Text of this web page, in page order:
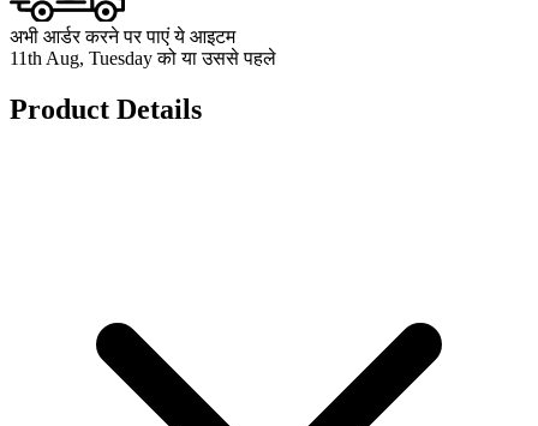
अभी आर्डर करने पर पाएं ये आइटम
11th Aug, Tuesday को या उससे पहले
Product Details